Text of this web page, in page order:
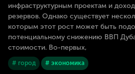
инфраструктурным проектам и
резервов. Однако существует
которым этот рост может быть
потенциальному снижению ВВП
стоимости. Во-первых,
# город # экономика